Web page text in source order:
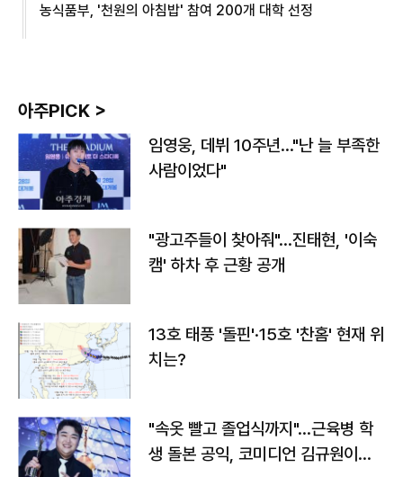
농식품부, '천원의 아침밥' 참여 200개 대학 선정
아주PICK >
임영웅, 데뷔 10주년…"난 늘 부족한
사람이었다"
"광고주들이 찾아줘"…진태현, '이숙
캠' 하차 후 근황 공개
13호 태풍 '돌핀'·15호 '찬홈' 현재 위
치는?
"속옷 빨고 졸업식까지"…근육병 학
생 돌본 공익, 코미디언 김규원이었